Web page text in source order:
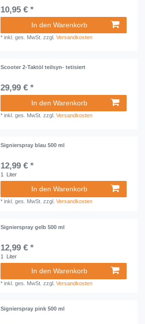
10,95 € *
In den Warenkorb
*inkl. ges. MwSt. zzgl.Versandkosten
Scooter 2-Taktöl teilsyn- tetisiert
29,99 € *
In den Warenkorb
*inkl. ges. MwSt. zzgl.Versandkosten
Signierspray blau 500 ml
12,99 € *
1 Liter
In den Warenkorb
*inkl. ges. MwSt. zzgl.Versandkosten
Signierspray gelb 500 ml
12,99 € *
1 Liter
In den Warenkorb
*inkl. ges. MwSt. zzgl.Versandkosten
Signierspray pink 500 ml